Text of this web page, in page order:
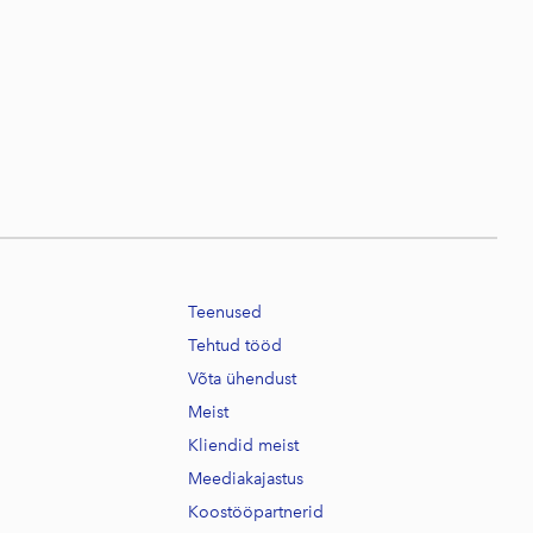
Teenused
Tehtud tööd
Võta ühendust
Meist
Kliendid meist
Meediakajastus
Koostööpartnerid